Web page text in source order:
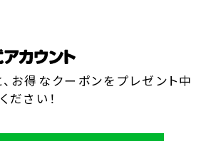
お得なクーポンをプレゼント中
ださい！